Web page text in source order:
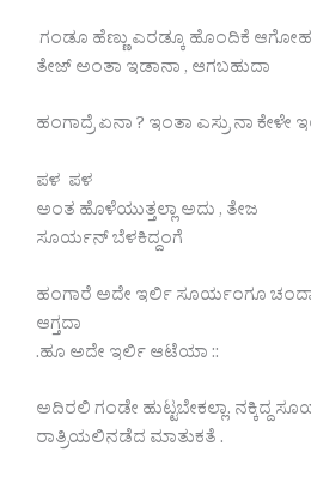
ಗಂಡೂ ಹೆಣ್ಣು ಎರಡ್ಕೂ ಹೊಂದಿಕೆ
ತೇಜ್ ಅಂತಾ ಇಡಾನಾ , ಆಗಬಹುದಾ
ಹಂಗಾದ್ರೆ ಏನಾ ? ಇಂತಾ ಎಸ್ರು ನಾ ಕೇಳೇ
‌ಪಳ ಪಳ
ಅಂತ ಹೊಳೆಯುತ್ತಲ್ಲಾ ಅದು , ತೇಜ
ಸೂರ್ಯನ್ ಬೆಳಕಿದ್ದಂಗೆ
ಹಂಗಾರೆ ಅದೇ ಇರ್ಲಿ ಸೂರ್ಯಂಗೂ
ಆಗ್ತದಾ
.ಹೂ ಅದೇ ಇರ್ಲಿ ಆಟೆಯಾ ::
ಅದಿರಲಿ ಗಂಡೇ ಹುಟ್ಟಬೇಕಲ್ಲಾ. ನಕ್ಕಿದ್ದ
ರಾತ್ರಿಯಲಿನಡೆದ ಮಾತುಕತೆ .